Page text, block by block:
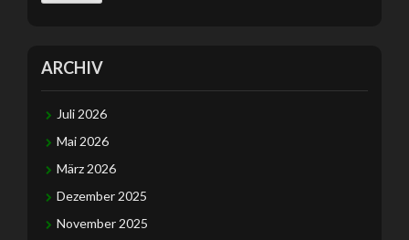
ARCHIV
Juli 2026
Mai 2026
März 2026
Dezember 2025
November 2025